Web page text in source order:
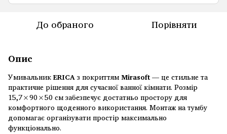
До обраного Порівняти
Опис
УмивальникERICAз покриттямMirasoft— це стильне та
практичне рішення для сучасної ванної кімнати. Розмір
15,7×90×50 см забезпечує достатньо простору для
комфортного щоденного використання. Монтаж на тумбу
допомагає організувати простір максимально
функціонально.